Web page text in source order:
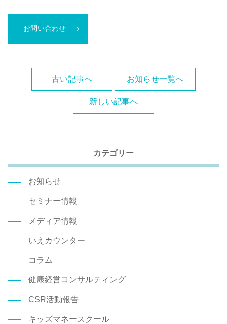
お問い合わせ
古い記事へ お知らせ一覧へ
新しい記事へ
カテゴリー
お知らせ
セミナー情報
メディア情報
いえカウンター
コラム
健康経営コンサルティング
CSR活動報告
キッズマネースクール